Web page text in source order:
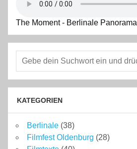
The Moment - Berlinale Panorama
KATEGORIEN
Berlinale (38)
Filmfest Oldenburg (28)